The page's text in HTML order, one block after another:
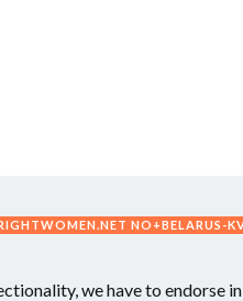
NO+BELARUS-
we have to endorse